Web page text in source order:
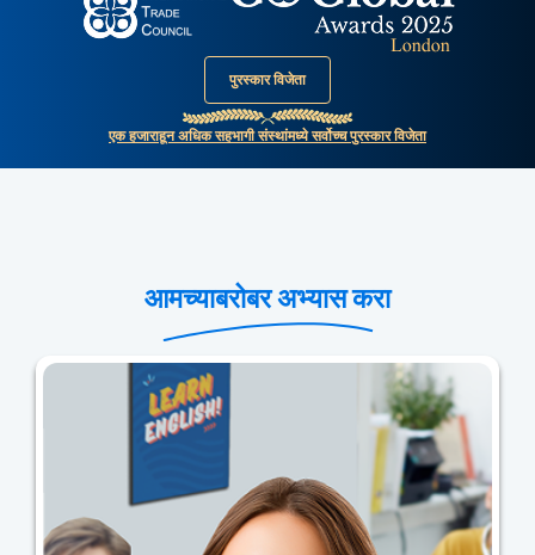
पुरस्कार विजेता
एक हजाराहून अधिक सहभागी संस्थांमध्ये सर्वोच्च पुरस्कार विजेता
आमच्याबरोबर अभ्यास करा